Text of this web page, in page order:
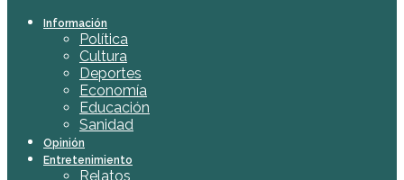
Información
Política
Cultura
Deportes
Economía
Educación
Sanidad
Opinión
Entretenimiento
Relatos